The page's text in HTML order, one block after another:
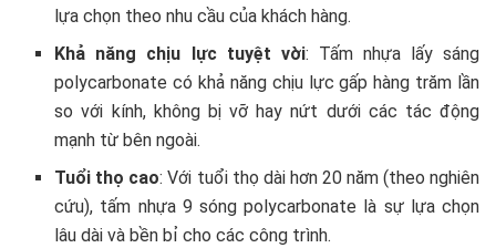
lựa chọn theo nhu cầu của khách hàng.
Khả năng chịu lực tuyệt vời: Tấm nhựa lấy sáng
polycarbonate có khả năng chịu lực gấp hàng trăm lần
so với kính, không bị vỡ hay nứt dưới các tác động
mạnh từ bên ngoài.
Tuổi thọ cao: Với tuổi thọ dài hơn 20 năm (theo nghiên
cứu), tấm nhựa 9 sóng polycarbonate là sự lựa chọn
lâu dài và bền bỉ cho các công trình.